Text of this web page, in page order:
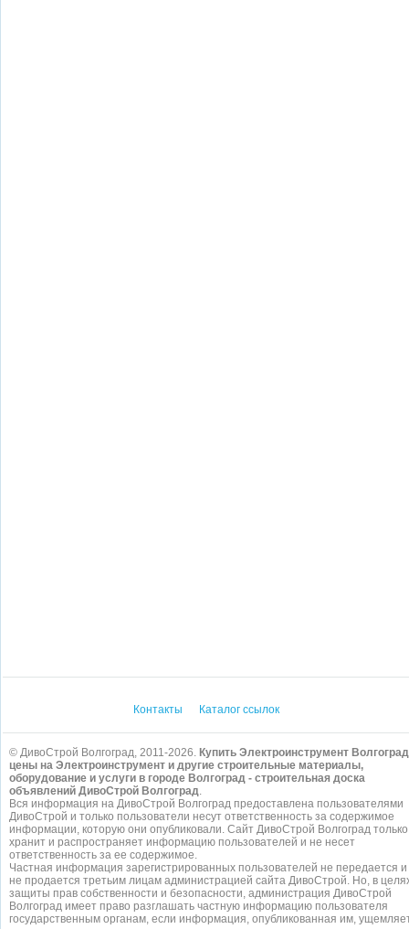
Контакты Каталог ссылок
© ДивоСтрой Волгоград, 2011-2026. Купить Электроинструмент
цены на Электроинструмент и другие строительные материалы,
оборудование и услуги в городе Волгоград - строительная доска
объявлений ДивоСтрой Волгоград.
Вся информация на ДивоСтрой Волгоград предоставлена пользователями
ДивоСтрой и только пользователи несут ответственность за содержимое
информации, которую они опубликовали. Сайт ДивоСтрой Волгоград только
хранит и распространяет информацию пользователей и не несет
ответственность за ее содержимое.
Частная информация зарегистрированных пользователей не передается и
не продается третьим лицам администрацией сайта ДивоСтрой. Но, в
защиты прав собственности и безопасности, администрация ДивоСтрой
Волгоград имеет право разглашать частную информацию пользователя
государственным органам, если информация, опубликованная им,